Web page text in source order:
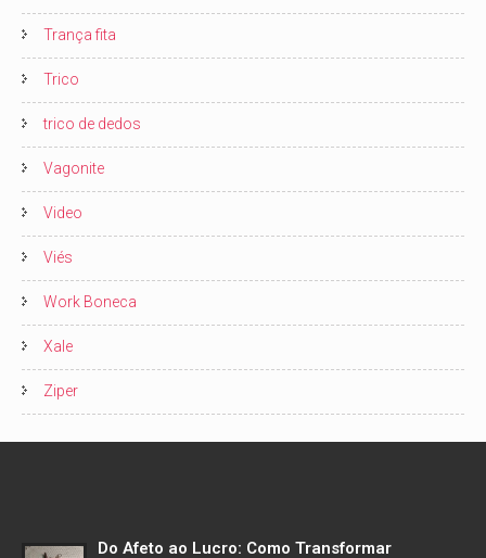
Trança fita
Trico
trico de dedos
Vagonite
Video
Viés
Work Boneca
Xale
Ziper
Do Afeto ao Lucro: Como Transformar